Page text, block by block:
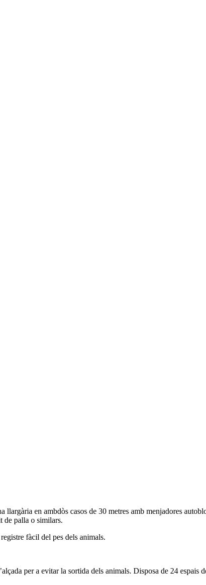
llargària en ambdòs casos de 30 metres amb menjadores
de palla o similars.
fàcil del pes dels animals.
per a evitar la sortida dels animals. Disposa de 24 espais